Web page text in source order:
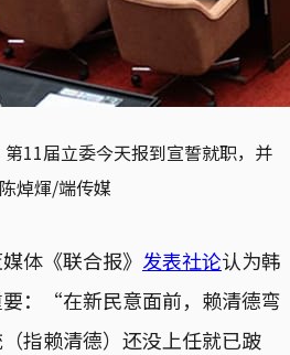
11届立委今天报到宣誓就职，并
焯煇/端传媒
体《联合报》 发表社论认为韩
：“在新民意面前，赖清德弯
指赖清德）还没上任就已跛